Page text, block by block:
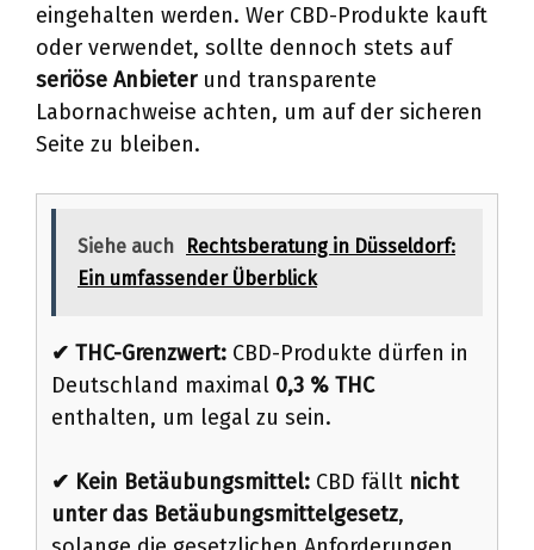
eingehalten werden. Wer CBD-Produkte kauft
oder verwendet, sollte dennoch stets auf
seriöse Anbieterund transparente
Labornachweise achten, um auf der sicheren
Seite zu bleiben.
Siehe auch
Rechtsberatung in Düsseldorf:
Ein umfassender Überblick
✔ THC-Grenzwert: CBD-Produkte dürfen in
Deutschland maximal 0,3 % THC
enthalten, um legal zu sein.
✔ Kein Betäubungsmittel: CBD fällt nicht
unter das Betäubungsmittelgesetz,